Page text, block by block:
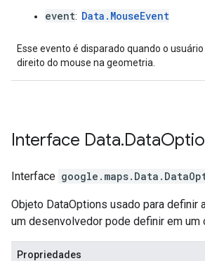
event: Data.MouseEvent
Esse evento é disparado quando o
direito do mouse na geometria.
Interface Data.Data
Interface google.maps.
Objeto DataOptions usado para definir
um desenvolvedor pode definir em um
Propriedades